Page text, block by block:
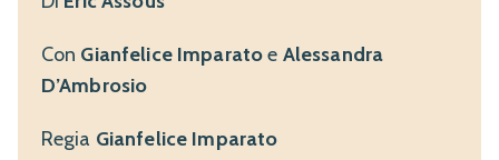
Con Gianfelice Imparatoe Alessandra
D’Ambrosio
Regia Gianfelice Imparato